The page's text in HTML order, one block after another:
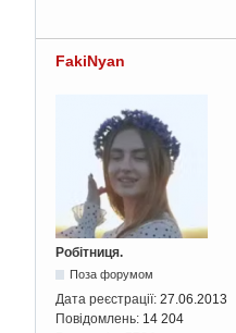
FakiNyan
Робітниця.
Поза форумом
Дата реєстрації: 27.06.2013
Повідомлень: 14 204